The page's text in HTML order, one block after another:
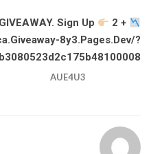
+ 2 BTC. BINANCE CRYPTO GIVEAWAY. Sign Up
8y3.pages.dev/?
AUE4U3